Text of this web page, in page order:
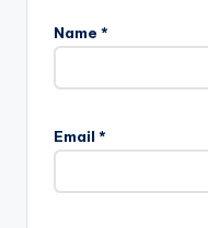
Name *
Email *